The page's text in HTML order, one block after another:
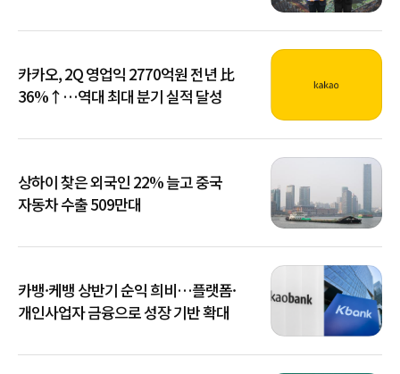
카카오, 2Q 영업익 2770억원 전년 比
36%↑…역대 최대 분기 실적 달성
상하이 찾은 외국인 22% 늘고 중국
자동차 수출 509만대
카뱅·케뱅 상반기 순익 희비…플랫폼·
개인사업자 금융으로 성장 기반 확대